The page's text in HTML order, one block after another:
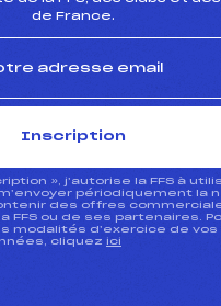
de France.
Inscription
», j’autorise la FFS à
périodiquement la
des offres
FFS ou de ses partenaires.
modalités d’exercice de
cliquez ici